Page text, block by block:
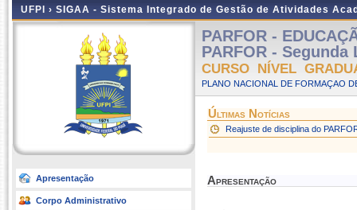
UFPI › SIGAA - Sistema Integrado de Gestão de Atividades
Apresentação
Corpo Administrativo
PARFOR -
PARFOR -
CURSO NÍVEL
PLANO NACIONAL DE FORMAÇAO
Últimas Notícias
Reajuste de disciplina do
Apresentação